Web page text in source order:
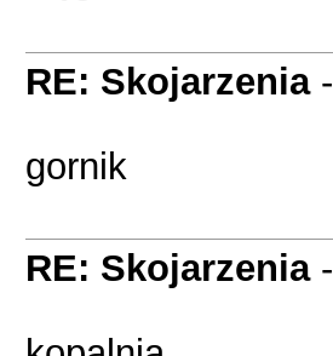
RE: Skojarzenia-
gornik
RE: Skojarzenia-